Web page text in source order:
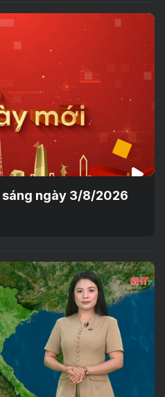
ngày 3/8/2026